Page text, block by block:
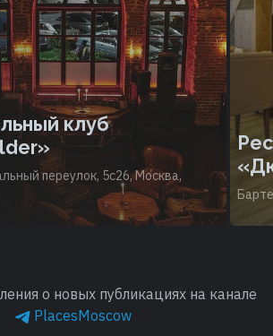
клуб
переулок, 5с26, Москва,
о новых публикациях на канале
PlacesMoscow